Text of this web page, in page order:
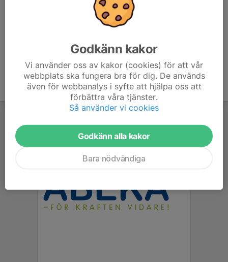
Godkänn kakor
Vi använder oss av kakor (cookies) för att vår
webbplats ska fungera bra för dig. De används
även för webbanalys i syfte att hjälpa oss att
förbättra våra tjänster.
Så använder vi cookies
Godkänn alla kakor
Bara nödvändiga